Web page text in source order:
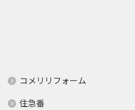
コメリリフォーム
住急番